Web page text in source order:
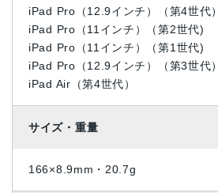
iPad Pro（12.9インチ）（第4世代）
iPad Pro（11インチ）（第2世代)
iPad Pro（11インチ）（第1世代)
iPad Pro（12.9インチ）（第3世代）
iPad Air（第4世代）
サイズ・重量
166×8.9mm・20.7g